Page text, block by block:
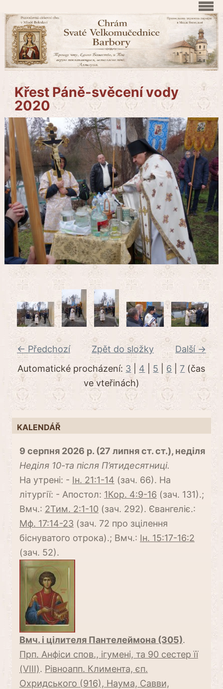
Křest Páně-svěcení vody
2020
← Předchozí Další →
Zpět do složky
Automatické procházení: 3 4 5 6 7 (čas
ve vteřinách)
KALENDÁŘ
9 серпня 2026 р. (27 липня ст. ст.), неділя
Неділя 10-та після П’ятидесятниці.
На утрені: - Ін. 21:1-14 (зач. 66). На
літургії: - Апостол: 1Кор. 4:9-16 (зач. 131).;
Вмч.: 2Тим. 2:1-10 (зач. 292). Євангеліє.:
Мф. 17:14-23 (зач. 72 про зцілення
біснуватого отрока).; Вмч.: Ін. 15:17-16:2
(зач. 52).
Вмч. і цілителя Пантелеймона (305).
Прп. Анфіси спов., ігумені, та 90 сестер її
(VIII). Рівноапп. Климента, єп.
Охридського (916), Наума, Савви,